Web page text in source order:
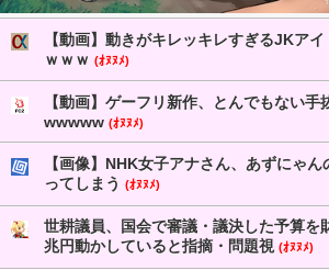
【動画】動きがキレッキレすぎるJKア
ｗｗｗ (ｵﾇﾇﾒ)
【動画】ゲーフリ新作、とんでもない手
wwwww (ｵﾇﾇﾒ)
【画像】NHK女子アナさん、あずにゃ
ってしまう (ｵﾇﾇﾒ)
世耕議員、国会で審議・議決した予算を
兆円動かしていると指摘・問題視 (ｵﾇﾇﾒ)